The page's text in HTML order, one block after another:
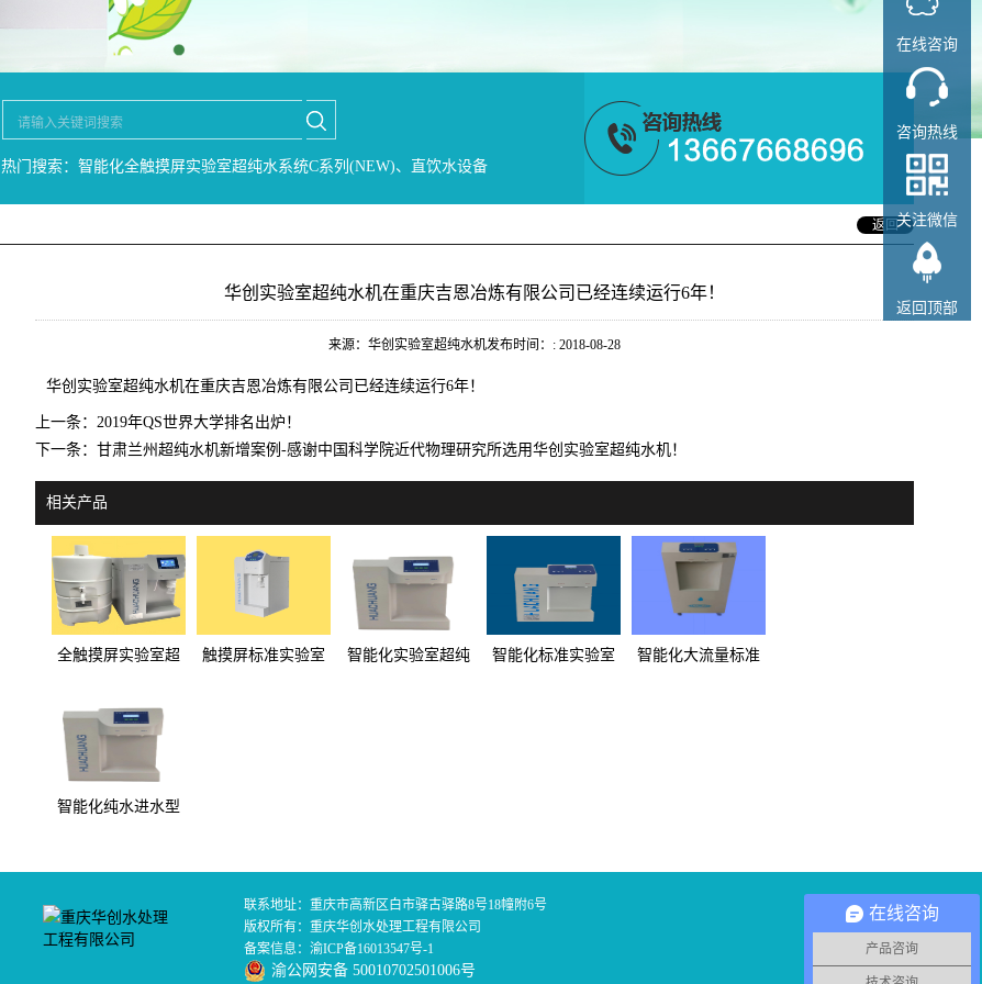
热门搜索：智能化全触摸屏实验室超纯水系统C系列(NEW)、直饮水设备
返回
华创实验室超纯水机在重庆吉恩冶炼有限公司已经连续运行6年！
来源：华创实验室超纯水机发布时间：: 2018-08-28
华创实验室超纯水机在重庆吉恩冶炼有限公司已经连续运行6年！
上一条： 2019年QS世界大学排名出炉！
下一条： 甘肃兰州超纯水机新增案例-感谢中国科学院近代物理研究所选用华创实验室超纯水机！
相关产品
全触摸屏实验室超
触摸屏标准实验室
智能化实验室超纯
智能化标准实验室
智能化大流量标准
智能化纯水进水型
联系地址：重庆市高新区白市驿古驿路8号18幢附6号
版权所有：重庆华创水处理工程有限公司
备案信息： 渝ICP备16013547号-1
渝公网安备 50010702501006号
在线咨询
咨询热线
关注微信
返回顶部
在线咨询
产品咨询